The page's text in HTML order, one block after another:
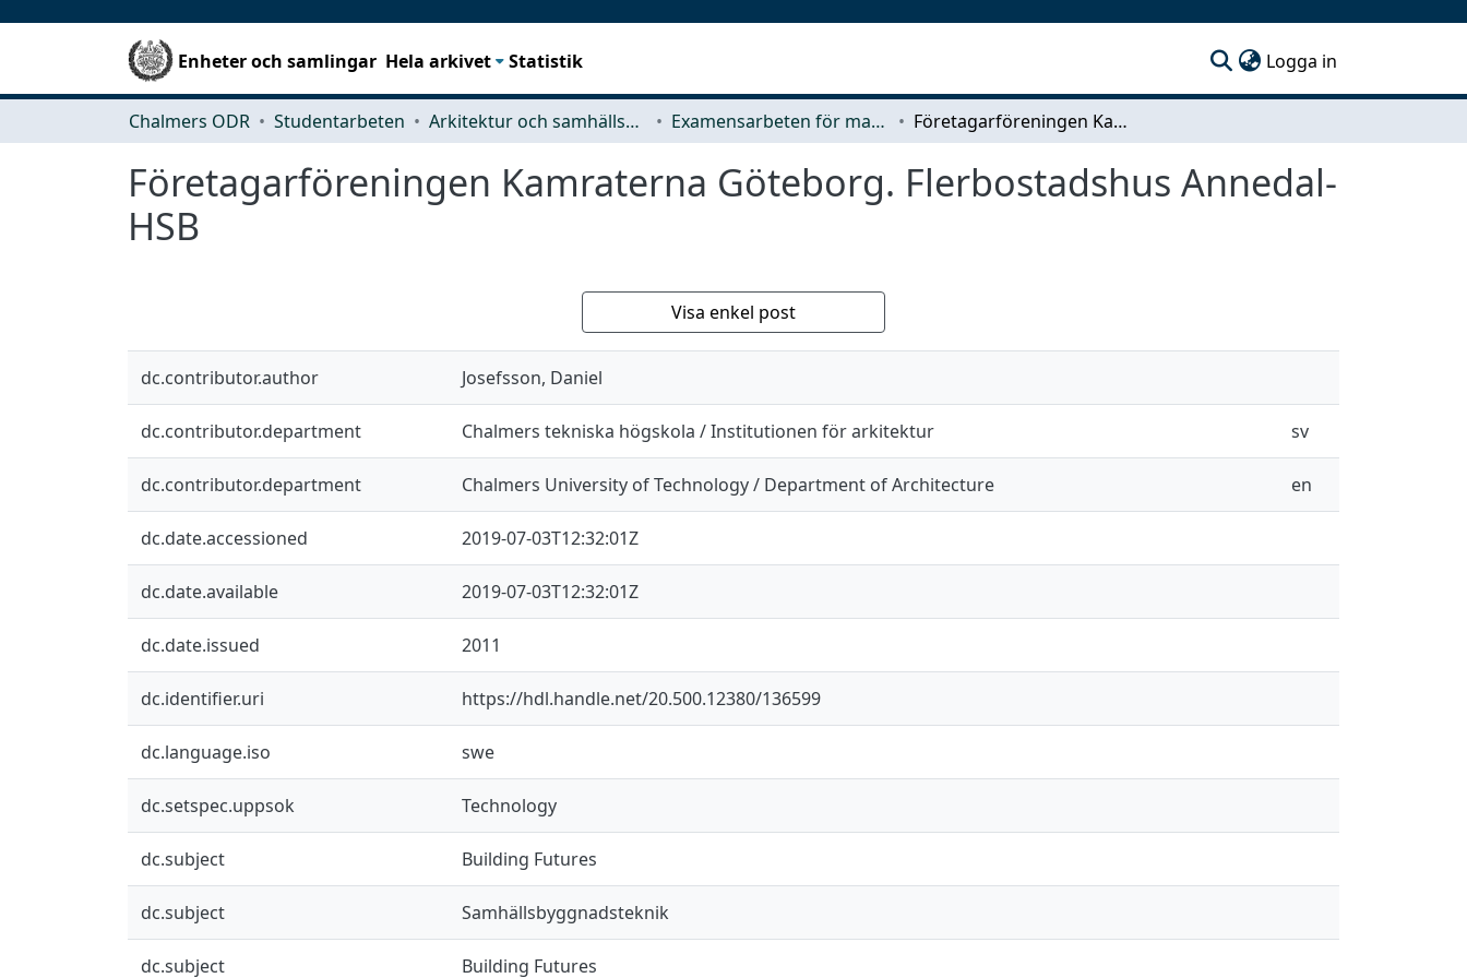
Enheter och samlingar Hela arkivet Statistik Logga in
Chalmers ODR Studentarbeten Arkitektur och samhällsbyggnadsteknik (ACE) Examensarbeten för masterexamen Företagarföreningen Kamraterna Göteborg. Flerbostadshus Annedal-HSB
Företagarföreningen Kamraterna Göteborg. Flerbostadshus Annedal-
HSB
Visa enkel post
dc.contributor.author Josefsson, Daniel
dc.contributor.department Chalmers tekniska högskola / Institutionen för arkitektur sv
dc.contributor.department Chalmers University of Technology / Department of Architecture en
dc.date.accessioned 2019-07-03T12:32:01Z
dc.date.available 2019-07-03T12:32:01Z
dc.date.issued 2011
dc.identifier.uri https://hdl.handle.net/20.500.12380/136599
dc.language.iso swe
dc.setspec.uppsok Technology
dc.subject Building Futures
dc.subject Samhällsbyggnadsteknik
dc.subject Building Futures